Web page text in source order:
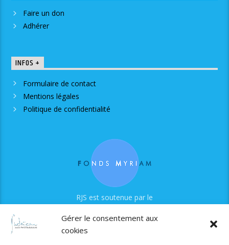
Gérer le consentement aux
cookies
Faire un don
Adhérer
INFOS +
Formulaire de contact
Mentions légales
Politique de confidentialité
RJS est soutenue par le